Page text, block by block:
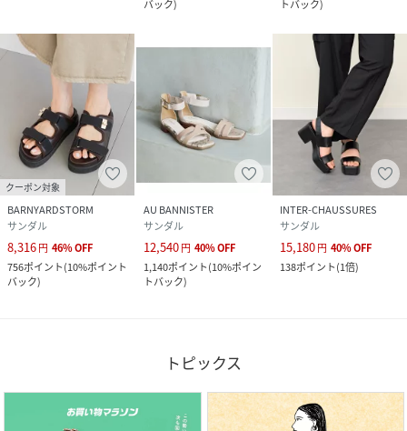
バック) トバック)
クーポン対象
BARNYARDSTORM
サンダル
8,316円 46%OFF
756ポイント(10%ポイント
バック)
AU BANNISTER
サンダル
12,540円 40%OFF
1,140ポイント(10%ポイン
トバック)
INTER-CHAUSSURES
サンダル
15,180円 40%OFF
138ポイント(1倍)
トピックス